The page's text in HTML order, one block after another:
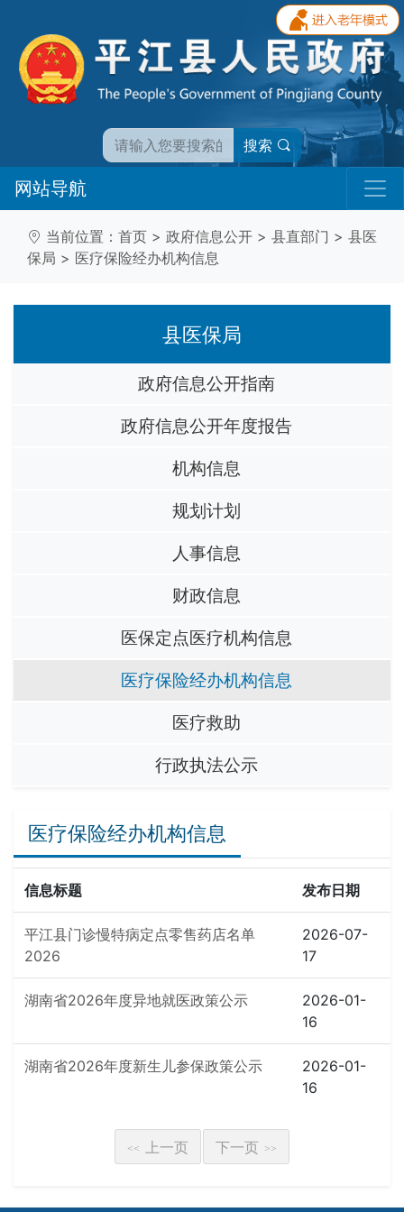
搜索
网站导航
当前位置： 首页 > 政府信息公开 > 县直部门 > 县医
保局 > 医疗保险经办机构信息
县医保局
政府信息公开指南
政府信息公开年度报告
机构信息
规划计划
人事信息
财政信息
医保定点医疗机构信息
医疗保险经办机构信息
医疗救助
行政执法公示
医疗保险经办机构信息
信息标题 发布日期
平江县门诊慢特病定点零售药店名单
2026
2026-07-
17
湖南省2026年度异地就医政策公示
2026-01-
16
湖南省2026年度新生儿参保政策公示
2026-01-
16
<< 上一页 下一页 >>